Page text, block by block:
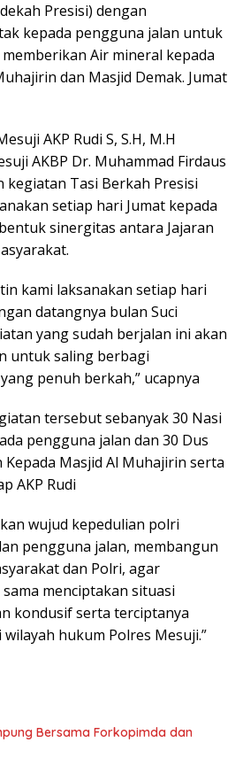
Presisi) dengan
kepada pengguna jalan untuk
Air mineral kepada
dan Masjid Demak. Jumat
AKP Rudi S, S.H, M.H
AKBP Dr. Muhammad Firdaus
kegiatan Tasi Berkah Presisi
setiap hari Jumat kepada
sinergitas antara Jajaran
kami laksanakan setiap hari
datangnya bulan Suci
yang sudah berjalan ini akan
untuk saling berbagi
penuh berkah,” ucapnya
tersebut sebanyak 30 Nasi
pengguna jalan dan 30 Dus
Masjid Al Muhajirin serta
AKP Rudi
wujud kepedulian polri
pengguna jalan, membangun
dan Polri, agar
menciptakan situasi
kondusif serta terciptanya
hukum Polres Mesuji.”
Bersama Forkopimda dan